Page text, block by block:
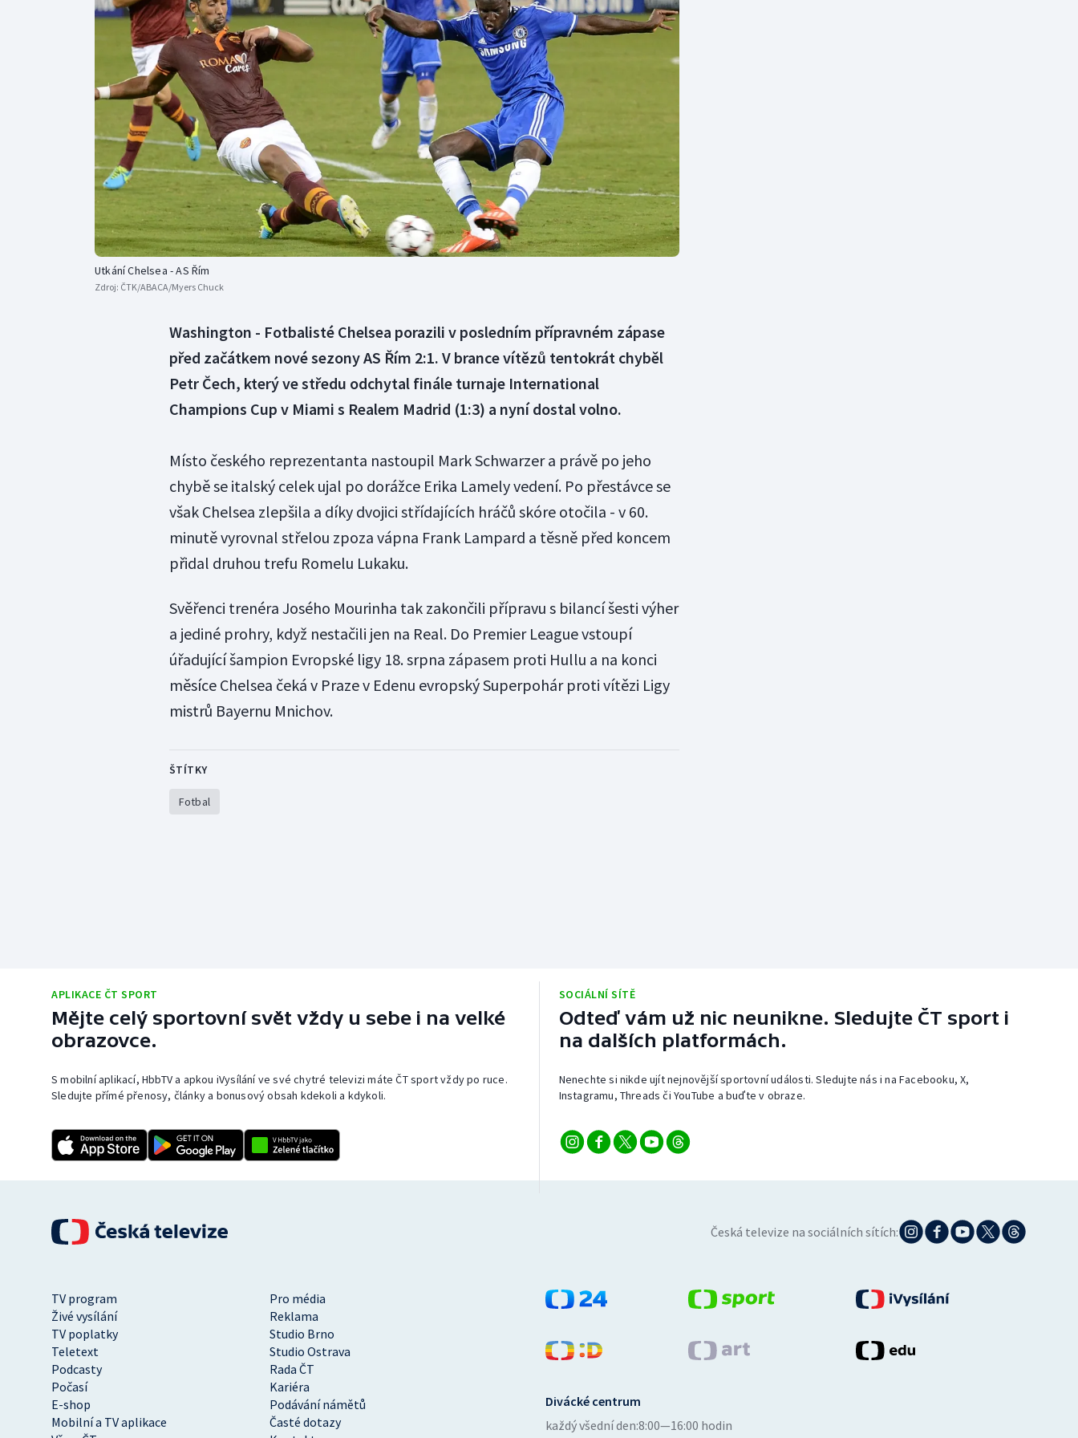
Curling
Dostihy
Florbal
Futsal
Golf
Gymnastika
Moderní pětiboj
Motorsport
Olympijské hry
Parasport
Plavání
Plážový volejbal
Triatlon
Utkání Chelsea - AS Řím
Zdroj: ČTK/ABACA/Myers Chuck
Washington - Fotbalisté Chelsea porazili v posledním přípravném zápase
před začátkem nové sezony AS Řím 2:1. V brance vítězů tentokrát chyběl
Petr Čech, který ve středu odchytal finále turnaje International
Champions Cup v Miami s Realem Madrid (1:3) a nyní dostal volno.
Místo českého reprezentanta nastoupil Mark Schwarzer a právě po jeho
chybě se italský celek ujal po dorážce Erika Lamely vedení. Po přestávce se
však Chelsea zlepšila a díky dvojici střídajících hráčů skóre otočila - v 60.
minutě vyrovnal střelou zpoza vápna Frank Lampard a těsně před koncem
přidal druhou trefu Romelu Lukaku.
Svěřenci trenéra Josého Mourinha tak zakončili přípravu s bilancí šesti výher
a jediné prohry, když nestačili jen na Real. Do Premier League vstoupí
úřadující šampion Evropské ligy 18. srpna zápasem proti Hullu a na konci
měsíce Chelsea čeká v Praze v Edenu evropský Superpohár proti vítězi Ligy
mistrů Bayernu Mnichov.
ŠTÍTKY
Fotbal
APLIKACE ČT SPORT
Mějte celý sportovní svět vždy u sebe i na velké
obrazovce.
S mobilní aplikací, HbbTV a apkou iVysílání ve své chytré televizi máte ČT sport vždy po ruce.
Sledujte přímé přenosy, články a bonusový obsah kdekoli a kdykoli.
SOCIÁLNÍ SÍTĚ
Odteď vám už nic neunikne. Sledujte ČT sport i
na dalších platformách.
Nenechte si nikde ujít nejnovější sportovní události. Sledujte nás i na Facebooku, X,
Instagramu, Threads či YouTube a buďte v obraze.
Česká televize na sociálních sítích:
TV program
Pro média
Živé vysílání
Reklama
TV poplatky
Studio Brno
Teletext
Studio Ostrava
Podcasty
Rada ČT
Počasí
Kariéra
E-shop
Podávání námětů
Mobilní a TV aplikace
Časté dotazy
Divácké centrum
každý všední den:8:00—16:00 hodin